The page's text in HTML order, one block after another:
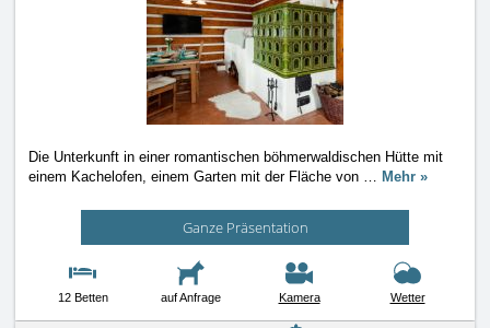
Die Unterkunft in einer romantischen böhmerwaldischen Hütte mit
einem Kachelofen, einem Garten mit der Fläche von … Mehr »
Ganze Präsentation
12 Betten auf Anfrage Kamera Wetter